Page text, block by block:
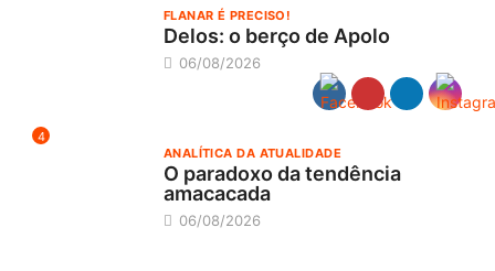
FLANAR É PRECISO!
Delos: o berço de Apolo
06/08/2026
4
ANALÍTICA DA ATUALIDADE
O paradoxo da tendência
amacacada
06/08/2026